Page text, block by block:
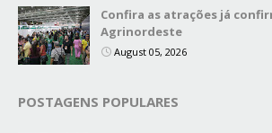
Confira as atrações já
Agrinordeste
August 05, 2026
POSTAGENS POPULARES